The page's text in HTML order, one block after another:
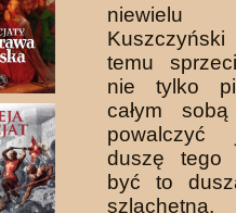
niewielu
temu
nie tylko
całym sobą
duszę tego
być to
szlachetna.